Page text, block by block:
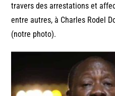
travers des arrestations et
entre autres, à Charles Rodel
(notre photo).